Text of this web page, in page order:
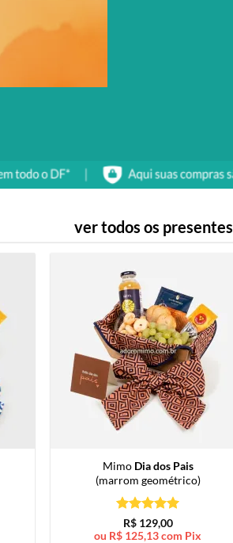
ver todos os presentes
Mimo Dia dos Pais
(marrom geométrico)
Avaliação5
de 5
R$129,00
ou R$ 125,13com Pix